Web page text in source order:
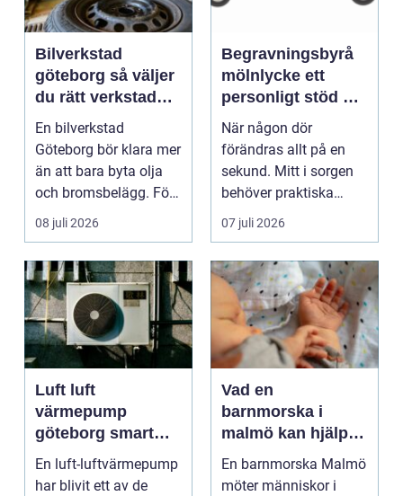
Bilverkstad
göteborg så väljer
du rätt verkstad
för din bil
En bilverkstad
Göteborg bör klara mer
än att bara byta olja
och bromsbelägg. För
många bilägare i oc...
08 juli 2026
Begravningsbyrå
mölnlycke ett
personligt stöd när
någon gått bort
När någon dör
förändras allt på en
sekund. Mitt i sorgen
behöver praktiska
frågor få svar: var ska
07 juli 2026
Luft luft
värmepump
göteborg smart
värme för
kustklimat
En luft-luftvärmepump
har blivit ett av de
Vad en
barnmorska i
malmö kan hjälpa
till med genom
livets olika faser
En barnmorska Malmö
möter människor i